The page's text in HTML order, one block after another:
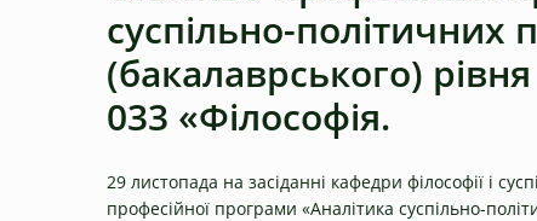
суспільно-політичних
(бакалаврського)
033 «Філософія.
29 листопада на засіданні кафедри філософії і
професійної програми «Аналітика суспільно-